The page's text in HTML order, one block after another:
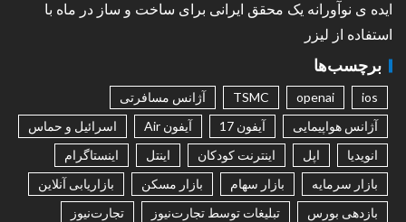
ایده ی نوآورانه یک محقق ایرانی برای ساخت و ساز در ماه با
استفاده از لیزر
برچسب‌ها
ios
openai
TSMC
آژانس مسافرتی
آژانس هواپیمایی
آیفون 17 آیفون Air
اسرائیل و حماس
انویدیا
اپل اینترنت کودکان اینتل
اینستاگرام
بازار سرمایه
بازار سهام بازار مسکن
بازاریابی آنلاین
بازدهی بورس
تبلیغات توسط تجارت‌نیوز
تجارت‌نیوز